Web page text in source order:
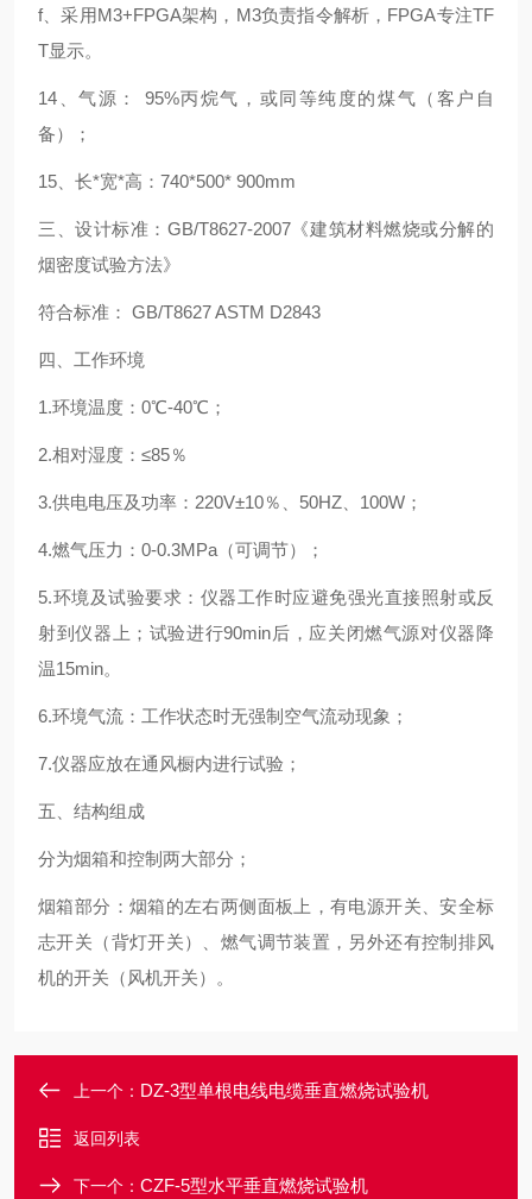
f、采用M3+FPGA架构，M3负责指令解析，FPGA专注TF
T显示。
14、气源： 95%丙烷气，或同等纯度的煤气（客户自
备）；
15、长*宽*高：740*500* 900mm
三、设计标准： GB/T8627-2007《建筑材料燃烧或分解的
烟密度试验方法》
符合标准： GB/T8627 ASTM D2843
四、工作环境
1.环境温度：0℃-40℃；
2.相对湿度：≤85％
3.供电电压及功率：220V±10％、50HZ、100W；
4.燃气压力：0-0.3MPa（可调节）；
5.环境及试验要求：仪器工作时应避免强光直接照射或反
射到仪器上；试验进行90min后，应关闭燃气源对仪器降
温15min。
6.环境气流：工作状态时无强制空气流动现象；
7.仪器应放在通风橱内进行试验；
五、结构组成
分为烟箱和控制两大部分；
烟箱部分：烟箱的左右两侧面板上，有电源开关、安全标
志开关（背灯开关）、燃气调节装置，另外还有控制排风
机的开关（风机开关）。
上一个： DZ-3型单根电线电缆垂直燃烧试验机
返回列表
下一个： CZF-5型水平垂直燃烧试验机